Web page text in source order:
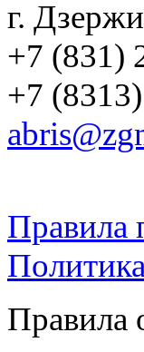
г.
+7 (831)
+7
Правила
Правила